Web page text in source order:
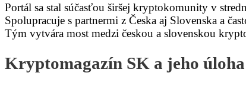
Portál sa stal súčasťou širšej kryptokomunity v
Spolupracuje s partnermi z Česka aj Slovenska a
Tým vytvára most medzi českou a slovenskou
Kryptomagazín SK a jeho